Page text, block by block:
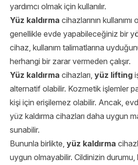
yardımcı olmak için kullanılır.
Yüz kaldırma cihazlarının
genellikle evde yapabileceğiniz bir
cihaz, kullanım talimatlarına
herhangi bir zarar vermeden çalışır.
Yüz kaldırma cihazları, yüz lifting
alternatif olabilir. Kozmetik işlemler
kişi için erişilemez olabilir. Ancak,
yüz kaldırma cihazları daha uygun
sunabilir.
Bununla birlikte, yüz kaldırma
uygun olmayabilir. Cildinizin durumu,